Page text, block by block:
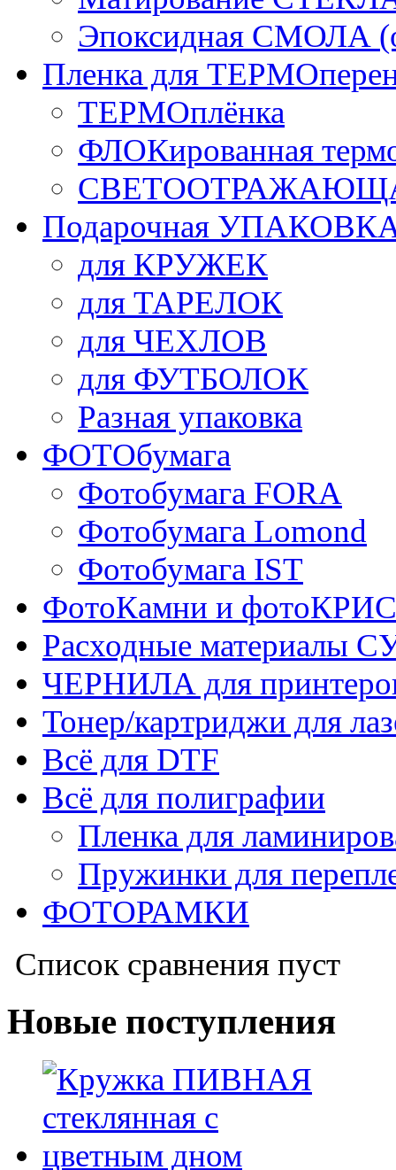
Эпоксидная СМОЛА
Пленка для
ТЕРМОплёнка
ФЛОКированная
Подарочная
для КРУЖЕК
для ТАРЕЛОК
для ЧЕХЛОВ
для ФУТБОЛОК
Разная упаковка
ФОТОбумага
Фотобумага FORA
Фотобумага Lomond
Фотобумага IST
ФотоКамни и
Расходные
ЧЕРНИЛА для
Тонер/картриджи для
Всё для DTF
Всё для полиграфии
Пленка для
Пружинки для
ФОТОРАМКИ
Список сравнения пуст
Новые поступления